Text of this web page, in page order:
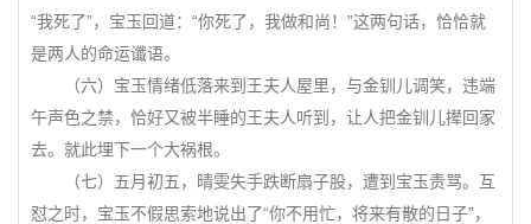
“我死了”，宝玉回道：“你死了，我做和尚！”这两句话，恰恰就
是两人的命运谶语。
（六）宝玉情绪低落来到王夫人屋里，与金钏儿调笑，违端
午声色之禁，恰好又被半睡的王夫人听到，让人把金钏儿撵回家
去。就此埋下一个大祸根。
（七）五月初五，晴雯失手跌断扇子股，遭到宝玉责骂。互
怼之时，宝玉不假思索地说出了“你不用忙，将来有散的日子”，